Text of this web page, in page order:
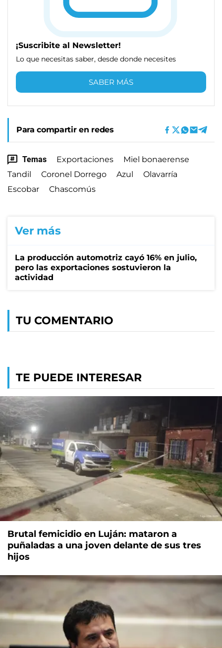
¡Suscribite al Newsletter!
Lo que necesitas saber, desde donde necesites
SABER MÁS
Para compartir en redes
Temas Exportaciones
Miel bonaerense
Tandil
Coronel Dorrego Azul
Olavarría
Escobar
Chascomús
Ver más
La producción automotriz cayó 16% en julio,
pero las exportaciones sostuvieron la
actividad
TU COMENTARIO
TE PUEDE INTERESAR
Brutal femicidio en Luján: mataron a
puñaladas a una joven delante de sus tres
hijos